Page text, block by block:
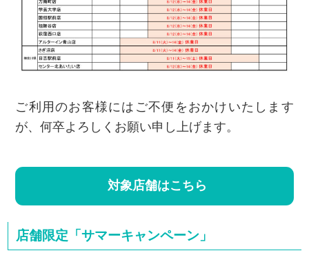
ご利用のお客様にはご不便をおかけいたします
が、何卒よろしくお願い申し上げます。
対象店舗はこちら
店舗限定「サマーキャンペーン」